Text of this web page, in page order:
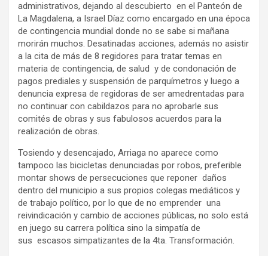
administrativos, dejando al descubierto en el Panteón de
La Magdalena, a Israel Díaz como encargado en una época
de contingencia mundial donde no se sabe si mañana
morirán muchos. Desatinadas acciones, además no asistir
a la cita de más de 8 regidores para tratar temas en
materia de contingencia, de salud y de condonación de
pagos prediales y suspensión de parquímetros y luego a
denuncia expresa de regidoras de ser amedrentadas para
no continuar con cabildazos para no aprobarle sus
comités de obras y sus fabulosos acuerdos para la
realización de obras.
Tosiendo y desencajado, Arriaga no aparece como
tampoco las bicicletas denunciadas por robos, preferible
montar shows de persecuciones que reponer daños
dentro del municipio a sus propios colegas mediáticos y
de trabajo político, por lo que de no emprender una
reivindicación y cambio de acciones públicas, no solo está
en juego su carrera política sino la simpatía de
sus escasos simpatizantes de la 4ta. Transformación.